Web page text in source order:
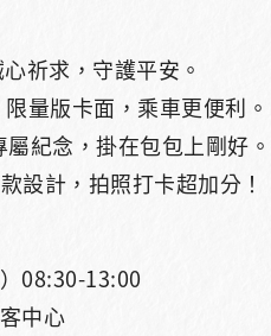
祈求，守護平安。
量版卡面，乘車更便利。
紀念，掛在包包上剛好。
設計，拍照打卡超加分！
08:30-13:00
中心